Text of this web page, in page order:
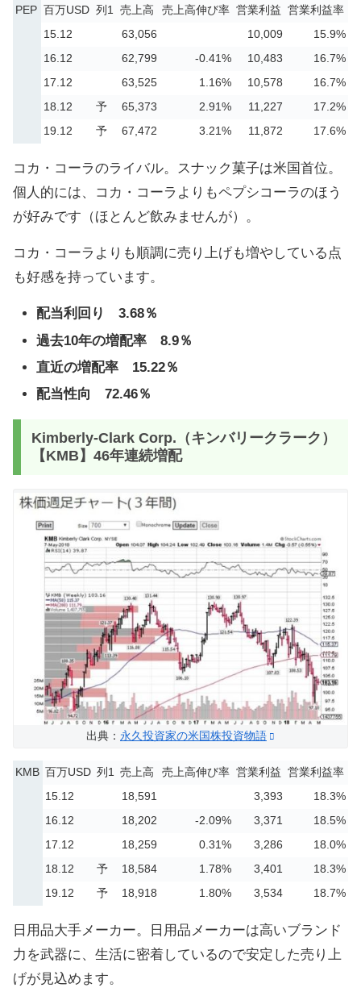
PEP 百万USD 列1 売上高 売上高伸び率 営業利益 営業利益率
15.12
63,056 10,009
15.9%
16.12
62,799 -0.41% 10,483
16.7%
17.12
63,525 1.16% 10,578
16.7%
18.12
予 65,373 2.91% 11,227
17.2%
19.12
予 67,472 3.21% 11,872 17.6%
コカ・コーラのライバル。スナック菓子は米国首位。
個人的には、コカ・コーラよりもペプシコーラのほう
が好みです（ほとんど飲みませんが）。
コカ・コーラよりも順調に売り上げも増やしている点
も好感を持っています。
配当利回り 3.68％
過去10年の増配率 8.9％
直近の増配率 15.22％
配当性向 72.46％
Kimberly-Clark Corp.（キンバリークラーク）
【KMB】46年連続増配
出典： 永久投資家の米国株投資物語
KMB 百万USD 列1 売上高 売上高伸び率 営業利益 営業利益率
15.12
18,591 3,393
18.3%
16.12
18,202 -2.09% 3,371
18.5%
17.12
18,259 0.31% 3,286
18.0%
18.12
予 18,584 1.78% 3,401
18.3%
19.12
予 18,918 1.80% 3,534 18.7%
日用品大手メーカー。日用品メーカーは高いブランド
力を武器に、生活に密着しているので安定した売り上
げが見込めます。